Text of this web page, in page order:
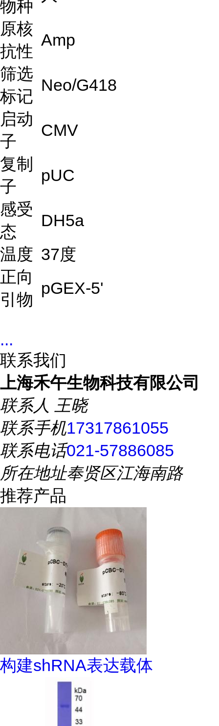
物种
原核
抗性
Amp
筛选
标记
Neo/G418
启动
子
CMV
复制
子
pUC
感受
态
DH5a
温度 37度
正向
引物
pGEX-5'
...
联系我们
上海禾午生物科技有限公司
联系人 王晓
联系手机17317861055
联系电话021-57886085
所在地址奉贤区江海南路
推荐产品
构建shRNA表达载体